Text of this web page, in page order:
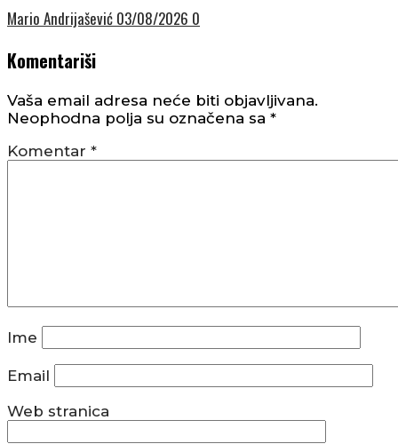
Mario Andrijašević 03/08/2026 0
Komentariši
Vaša email adresa neće biti objavljivana.
Neophodna polja su označena sa *
Komentar *
Ime
Email
Web stranica